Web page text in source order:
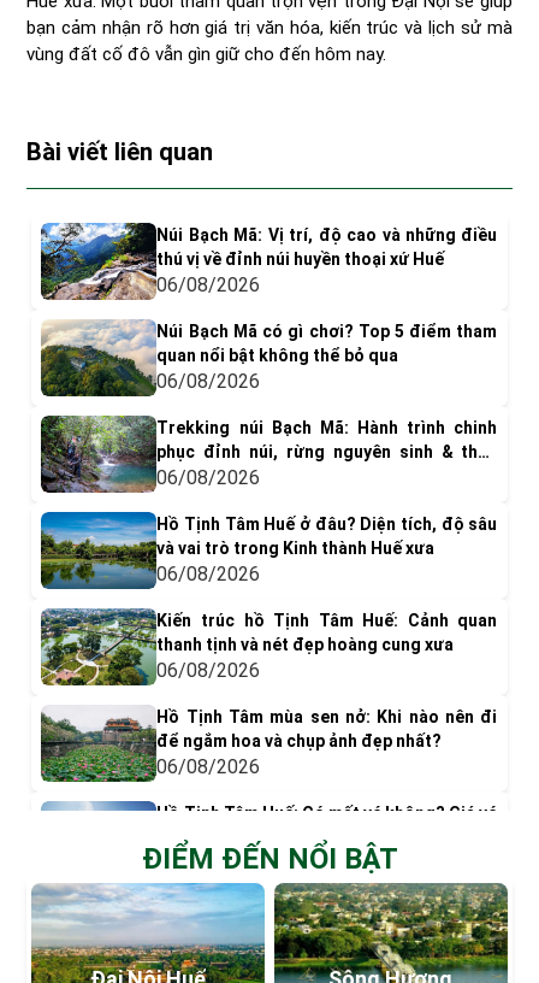
bạn cảm nhận rõ hơn giá trị văn hóa, kiến trúc và lịch sử mà
vùng đất cố đô vẫn gìn giữ cho đến hôm nay.
Bài viết liên quan
Núi Bạch Mã: Vị trí, độ cao và những điều
thú vị về đỉnh núi huyền thoại xứ Huế
06/08/2026
Núi Bạch Mã có gì chơi? Top 5 điểm tham
quan nổi bật không thể bỏ qua
06/08/2026
Trekking núi Bạch Mã: Hành trình chinh
phục đỉnh núi, rừng nguyên sinh & thác
nước tuyệt đẹp
06/08/2026
Hồ Tịnh Tâm Huế ở đâu? Diện tích, độ sâu
và vai trò trong Kinh thành Huế xưa
06/08/2026
Kiến trúc hồ Tịnh Tâm Huế: Cảnh quan
thanh tịnh và nét đẹp hoàng cung xưa
06/08/2026
Hồ Tịnh Tâm mùa sen nở: Khi nào nên đi
để ngắm hoa và chụp ảnh đẹp nhất?
06/08/2026
Hồ Tịnh Tâm Huế: Có mất vé không? Giá vé
& Kinh nghiệm tham quan
05/08/2026
Có gì chơi ở phá Tam Giang? Top 9 trải
nghiệm nên thử
05/08/2026
ĐIỂM ĐẾN NỔI BẬT